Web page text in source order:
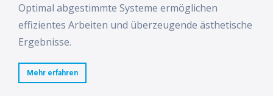
Optimal abgestimmte Systeme ermöglichen
effizientes Arbeiten und überzeugende ästhetische
Ergebnisse.
Mehr erfahren